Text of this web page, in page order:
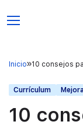
Inicio 10 consejos
Currículum
10